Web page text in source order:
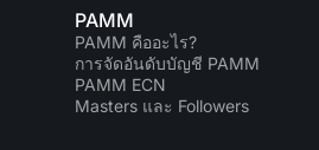
PAMM
PAMM คืออะไร?
การจัดอันดับบัญชี PAMM
PAMM ECN
Masters และ Followers